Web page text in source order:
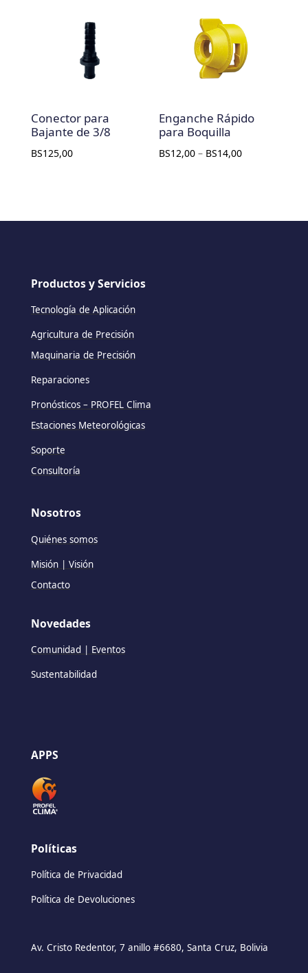
Conector para
Bajante de 3/8
BS125,00
Enganche Rápido
para Boquilla
BS12,00 – BS14,00
Productos y Servicios
Tecnología de Aplicación
Agricultura de Precisión
Maquinaria de Precisión
Reparaciones
Pronósticos – PROFEL Clima
Estaciones Meteorológicas
Soporte
Consultoría
Nosotros
Quiénes somos
Misión | Visión
Contacto
Novedades
Comunidad | Eventos
Sustentabilidad
APPS
Políticas
Política de Privacidad
Política de Devoluciones
Av. Cristo Redentor, 7 anillo #6680, Santa Cruz, Bolivia